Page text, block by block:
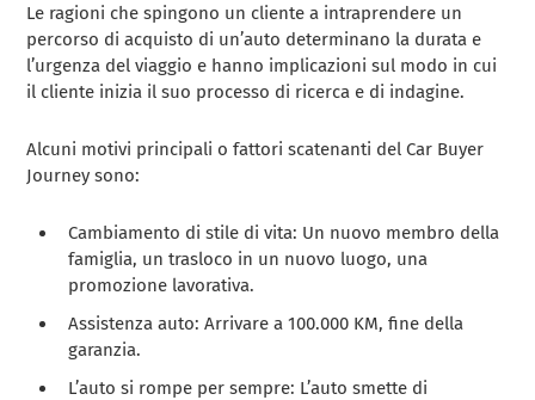
Le ragioni che spingono un cliente a intraprendere un
percorso di acquisto di un’auto determinano la durata e
l’urgenza del viaggio e hanno implicazioni sul modo in cui
il cliente inizia il suo processo di ricerca e di indagine.
Alcuni motivi principali o fattori scatenanti del Car Buyer
Journey sono:
Cambiamento di stile di vita: Un nuovo membro della
famiglia, un trasloco in un nuovo luogo, una
promozione lavorativa.
Assistenza auto: Arrivare a 100.000 KM, fine della
garanzia.
L’auto si rompe per sempre: L’auto smette di